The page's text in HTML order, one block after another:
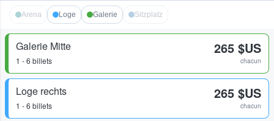
Arena Loge Galerie Sitzplatz
Galerie Mitte
1 - 6 billets
265 $US
chacun
Loge rechts
1 - 6 billets
265 $US
chacun